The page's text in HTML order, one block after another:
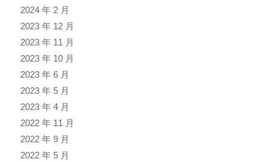
2024 年 2 月
2023 年 12 月
2023 年 11 月
2023 年 10 月
2023 年 6 月
2023 年 5 月
2023 年 4 月
2022 年 11 月
2022 年 9 月
2022 年 5 月